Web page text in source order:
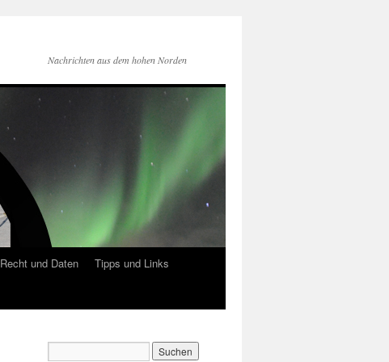
Nachrichten aus dem hohen Norden
Recht und Daten
Tipps und Links